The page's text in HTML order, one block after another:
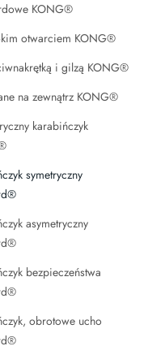
KONG®
otwarciem KONG®
i gilzą KONG®
na zewnątrz KONG®
karabińczyk
symetryczny
asymetryczny
bezpieczeństwa
obrotowe ucho